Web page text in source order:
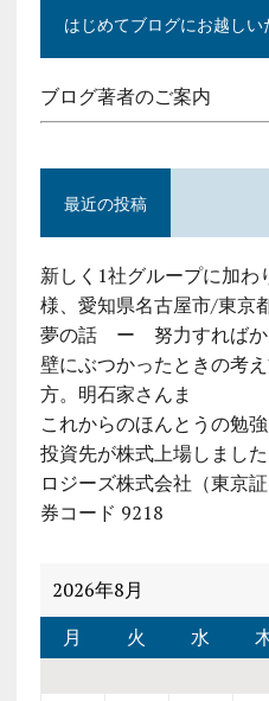
はじめてブログにお越し
ブログ著者のご案内
最近の投稿
新しく1社グループに加わ
様、愛知県名古屋市/東京
夢の話 ー 努力すればか
壁にぶつかったときの考
方。明石家さんま
これからのほんとうの勉強
投資先が株式上場しまし
ロジーズ株式会社（東京
券コード 9218
2026年8月
月
火 水